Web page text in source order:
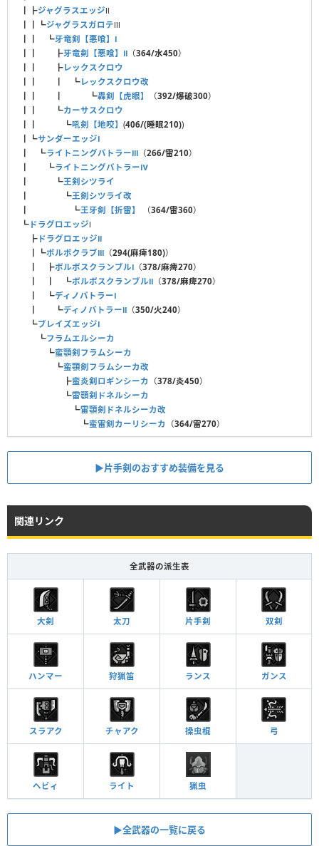
┃┣ジャグラスエッジⅡ
┃┃┗ジャグラスガロテⅢ
┃┃ ┗牙竜剣【悪喰】Ⅰ
┃┃ ┣牙竜剣【悪喰】Ⅱ （364/水450）
┃┃ ┣レックスクロウ
┃┃ ┃ ┗レックスクロウ改
┃┃ ┃ ┗轟剣【虎眼】 （392/爆破300）
┃┃ ┗カーサスクロウ
┃┃ ┗吼剣【地咬】 (406/(睡眠210))
┃┗サンダーエッジⅠ
┃ ┗ライトニングバトラーⅢ （266/雷210）
┃ ┗ライトニングバトラーⅣ
┃ ┗王剣シツライ
┃ ┗王剣シツライ改
┃ ┗王牙剣【折雷】 （364/雷360）
┗ ドラグロエッジⅠ
┣ ドラグロエッジⅡ
┃┗ボルボクラブⅢ （294(麻痺180)）
┃ ┣ボルボスクランブルⅠ （378/麻痺270）
┃ ┃ ┗ボルボスクランブルⅡ （378/麻痺270）
┃ ┗ディノバトラーⅠ
┃ ┗ディノバトラーⅡ （350/火240）
┗ブレイズエッジⅠ
┗フラムエルシーカ
┗蛮顎剣フラムシーカ
┗蛮顎剣フラムシーカ改
┣蛮炎剣ロギンシーカ （378/炎450）
┗雷顎剣ドネルシーカ
┗雷顎剣ドネルシーカ改
┗蛮雷剣カーリシーカ （364/雷270）
▶片手剣のおすすめ装備を見る
関連リンク
全武器の派生表
大剣 太刀 片手剣 双剣
ハンマー 狩猟笛 ランス ガンス
スラアク チャアク 操虫棍 弓
ヘビィ ライト 猟虫
▶全武器の一覧に戻る